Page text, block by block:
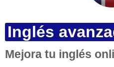
Inglés
Mejora tu inglés